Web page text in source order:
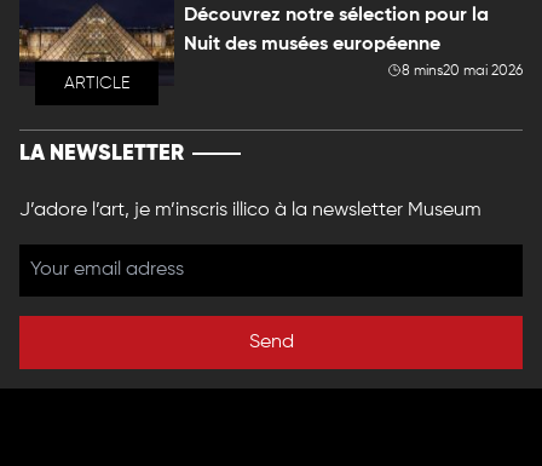
ARTICLE
Découvrez notre sélection pour la
Nuit des musées européenne
8 mins20 mai 2026
LA NEWSLETTER
J’adore l’art, je m’inscris illico à la newsletter Museum
Send